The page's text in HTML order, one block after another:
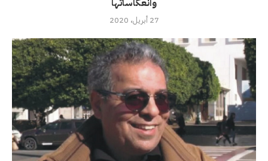
وانعكاساتها
27 أبريل، 2020